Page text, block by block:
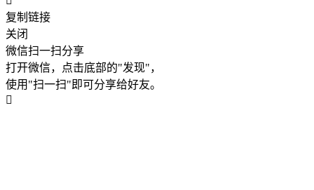
复制链接
关闭
微信扫一扫分享
打开微信，点击底部的"发现"，
使用"扫一扫"即可分享给好友。